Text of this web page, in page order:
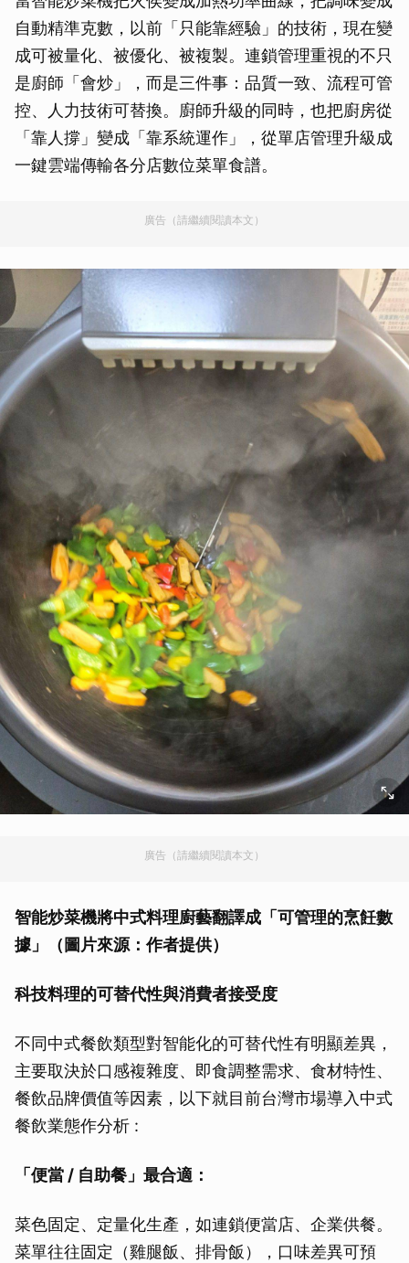
自動精準克數，以前「只能靠經驗」的技術，現在變
成可被量化、被優化、被複製。連鎖管理重視的不只
是廚師「會炒」，而是三件事：品質一致、流程可管
控、人力技術可替換。廚師升級的同時，也把廚房從
「靠人撐」變成「靠系統運作」，從單店管理升級成
一鍵雲端傳輸各分店數位菜單食譜。
廣告（請繼續閱讀本文）
廣告（請繼續閱讀本文）
智能炒菜機將中式料理廚藝翻譯成「可管理的烹飪數
據」（圖片來源：作者提供）
科技料理的可替代性與消費者接受度
不同中式餐飲類型對智能化的可替代性有明顯差異，
主要取決於口感複雜度、即食調整需求、食材特性、
餐飲品牌價值等因素，以下就目前台灣市場導入中式
餐飲業態作分析 :
「便當 / 自助餐」最合適：
菜色固定、定量化生產，如連鎖便當店、企業供餐。
菜單往往固定（雞腿飯、排骨飯），口味差異可預